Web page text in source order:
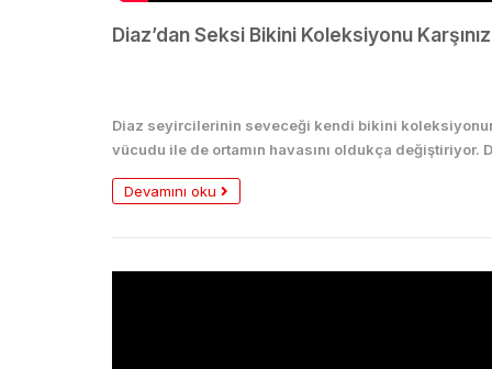
Diaz’dan Seksi Bikini Koleksiyonu
Diaz seyircilerinin seveceği kendi bikini
vücudu ile de ortamın havasını oldukça
Devamını oku